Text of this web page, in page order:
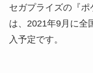
セガプライズの『
は、2021年9月に全
入予定です。